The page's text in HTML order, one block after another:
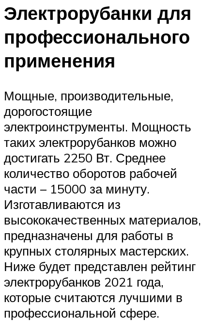
Электрорубанки для
профессионального
применения
Мощные, производительные,
дорогостоящие
электроинструменты. Мощность
таких электрорубанков можно
достигать 2250 Вт. Среднее
количество оборотов рабочей
части – 15000 за минуту.
Изготавливаются из
высококачественных материалов,
предназначены для работы в
крупных столярных мастерских.
Ниже будет представлен рейтинг
электрорубанков 2021 года,
которые считаются лучшими в
профессиональной сфере.